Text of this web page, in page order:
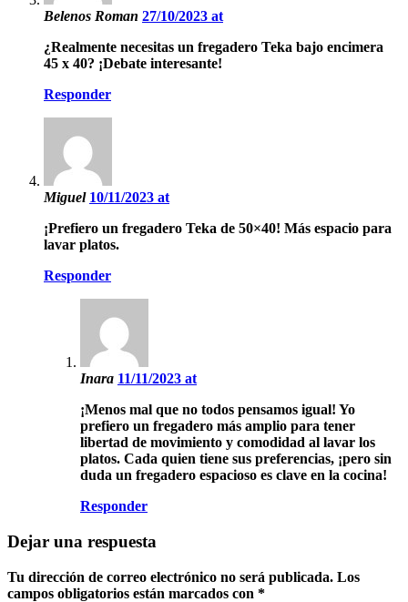
Belenos Roman 27/10/2023 at
¿Realmente necesitas un fregadero Teka bajo encimera
45 x 40? ¡Debate interesante!
Responder
Miguel 10/11/2023 at
¡Prefiero un fregadero Teka de 50×40! Más espacio para
lavar platos.
Responder
Inara 11/11/2023 at
¡Menos mal que no todos pensamos igual! Yo
prefiero un fregadero más amplio para tener
libertad de movimiento y comodidad al lavar los
platos. Cada quien tiene sus preferencias, ¡pero sin
duda un fregadero espacioso es clave en la cocina!
Responder
Dejar una respuesta
Tu dirección de correo electrónico no será publicada. Los
campos obligatorios están marcados con *